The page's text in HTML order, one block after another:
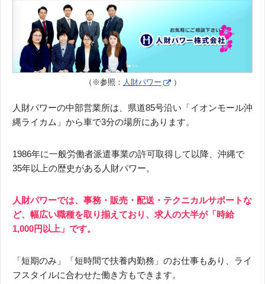
（※参照： 人財パワー ）
人財パワーの中部営業所は、県道85号沿い「イオンモール沖
縄ライカム」から車で3分の場所にあります。
1986年に一般労働者派遣事業の許可取得して以降、沖縄で
35年以上の歴史がある人財パワー。
人財パワーでは、事務・販売・配送・テクニカルサポートな
ど、幅広い職種を取り揃えており、求人の大半が「時給
1,000円以上」です。
「短期のみ」「短時間で扶養内勤務」のお仕事もあり、ライ
フスタイルに合わせた働き方もできます。